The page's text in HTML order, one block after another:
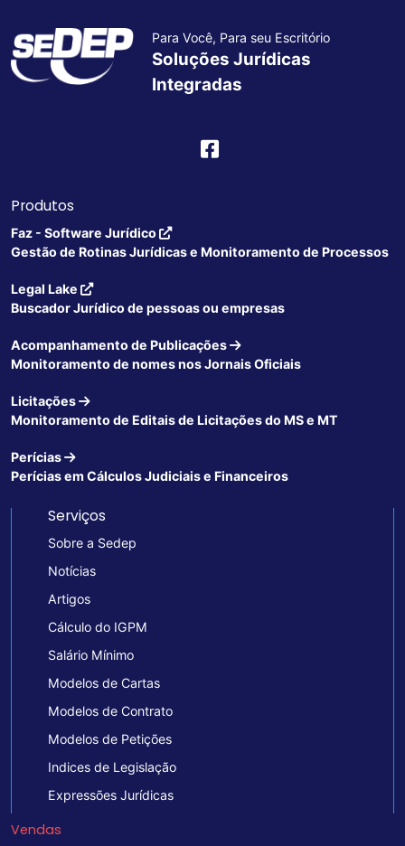
Para Você, Para seu Escritório
Soluções Jurídicas
Integradas
Produtos
Faz - Software Jurídico
Gestão de Rotinas Jurídicas e Monitoramento de Processos
Legal Lake
Buscador Jurídico de pessoas ou empresas
Acompanhamento de Publicações
Monitoramento de nomes nos Jornais Oficiais
Licitações
Monitoramento de Editais de Licitações do MS e MT
Perícias
Perícias em Cálculos Judiciais e Financeiros
Serviços
Sobre a Sedep
Notícias
Artigos
Cálculo do IGPM
Salário Mínimo
Modelos de Cartas
Modelos de Contrato
Modelos de Petições
Indices de Legislação
Expressões Jurídicas
Vendas